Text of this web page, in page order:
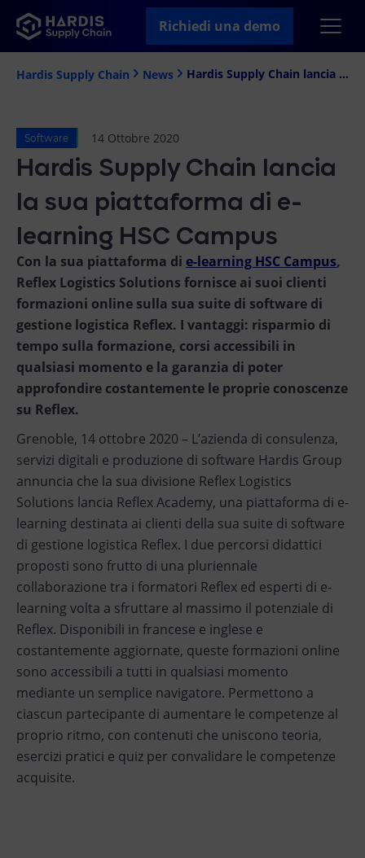
Richiedi una demo
Hardis Supply Chain News Hardis Supply Chain lancia la sua piattaforma di e-learning HSC Campus
Software 14 Ottobre 2020
Hardis Supply Chain lancia
la sua piattaforma di e-
learning HSC Campus
Con la sua piattaforma di e-learning HSC Campus,
Reflex Logistics Solutions fornisce ai suoi clienti
formazioni online sulla sua suite di software di
gestione logistica Reflex. I vantaggi: risparmio di
tempo sulla formazione, corsi accessibili in
qualsiasi momento e la garanzia di poter
approfondire costantemente le proprie conoscenze
su Reflex.
Grenoble, 14 ottobre 2020 – L’azienda di consulenza,
servizi digitali e produzione di software Hardis Group
annuncia che la sua divisione Reflex Logistics
Solutions lancia Reflex Academy, una piattaforma di e-
learning destinata ai clienti della sua suite di software
di gestione logistica Reflex. I due percorsi didattici
proposti sono frutto di una pluriennale
collaborazione tra i formatori Reflex ed esperti di e-
learning volta a sfruttare al massimo il potenziale di
Reflex. Disponibili in francese e inglese e
costantemente aggiornate, queste formazioni online
sono accessibili a tutti in qualsiasi momento
mediante un semplice navigatore. Permettono a
ciascun partecipante di aumentare le competenze al
proprio ritmo, con contenuti che uniscono teoria,
esercizi pratici e quiz per convalidare le competenze
acquisite.